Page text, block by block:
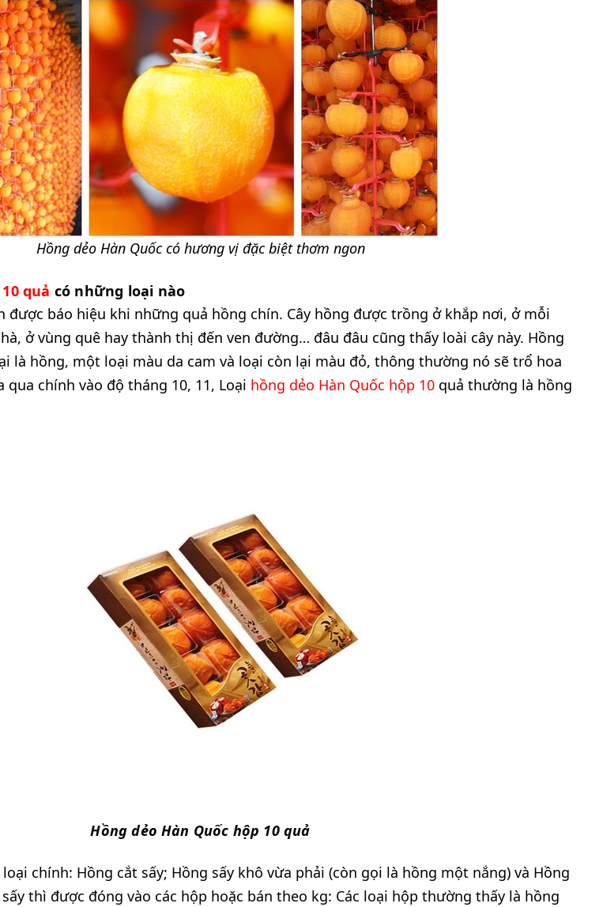
Hồng dẻo Hàn Quốc có hương vị đặc biệt thơm ngon
quả có những loại nào
được báo hiệu khi những quả hồng chín. Cây hồng được trồng ở khắp nơi, ở mỗi
ở vùng quê hay thành thị đến ven đường… đâu đâu cũng thấy loài cây này. Hồng
là hồng, một loại màu da cam và loại còn lại màu đỏ, thông thường nó sẽ trổ hoa
qua chính vào độ tháng 10, 11, Loại hồng dẻo Hàn Quốc hộp 10 quả thường là hồng
Hồng dẻo Hàn Quốc hộp 10 quả
chính: Hồng cắt sấy; Hồng sấy khô vừa phải (còn gọi là hồng một nắng) và Hồng
thì được đóng vào các hộp hoặc bán theo kg: Các loại hộp thường thấy là hồng